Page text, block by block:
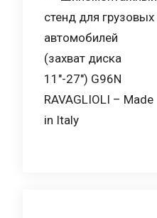
по
записям
стенд для грузовых
автомобилей
(захват диска
11″-27″) G96N
RAVAGLIOLI – Made
in Italy